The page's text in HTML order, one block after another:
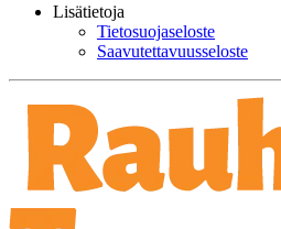
Lisätietoja
Tietosuojaseloste
Saavutettavuusseloste